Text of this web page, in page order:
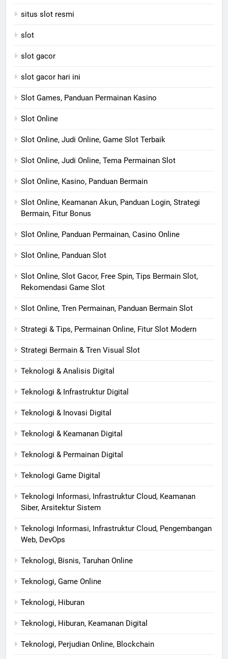
situs slot resmi
slot
slot gacor
slot gacor hari ini
Slot Games, Panduan Permainan Kasino
Slot Online
Slot Online, Judi Online, Game Slot Terbaik
Slot Online, Judi Online, Tema Permainan Slot
Slot Online, Kasino, Panduan Bermain
Slot Online, Keamanan Akun, Panduan Login, Strategi
Bermain, Fitur Bonus
Slot Online, Panduan Permainan, Casino Online
Slot Online, Panduan Slot
Slot Online, Slot Gacor, Free Spin, Tips Bermain Slot,
Rekomendasi Game Slot
Slot Online, Tren Permainan, Panduan Bermain Slot
Strategi & Tips, Permainan Online, Fitur Slot Modern
Strategi Bermain & Tren Visual Slot
Teknologi & Analisis Digital
Teknologi & Infrastruktur Digital
Teknologi & Inovasi Digital
Teknologi & Keamanan Digital
Teknologi & Permainan Digital
Teknologi Game Digital
Teknologi Informasi, Infrastruktur Cloud, Keamanan
Siber, Arsitektur Sistem
Teknologi Informasi, Infrastruktur Cloud, Pengembangan
Web, DevOps
Teknologi, Bisnis, Taruhan Online
Teknologi, Game Online
Teknologi, Hiburan
Teknologi, Hiburan, Keamanan Digital
Teknologi, Perjudian Online, Blockchain